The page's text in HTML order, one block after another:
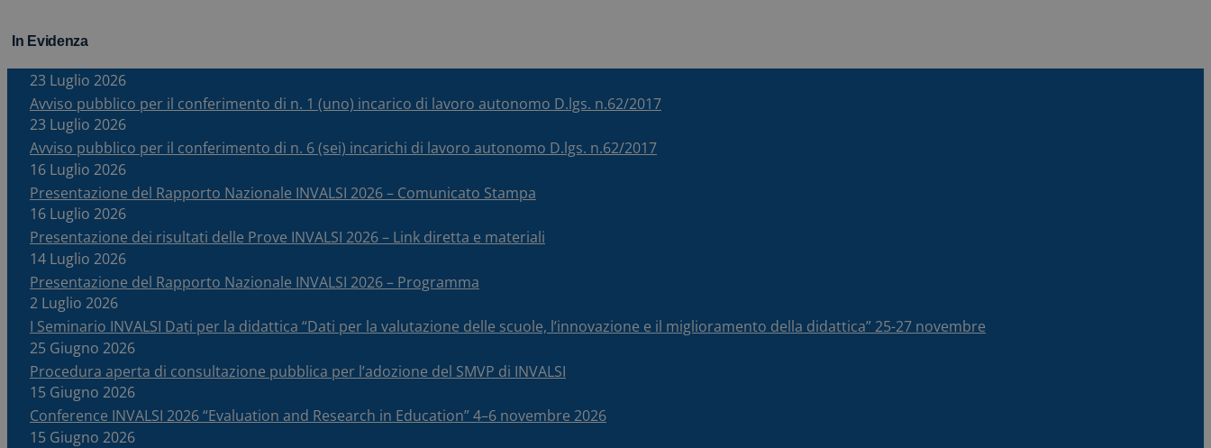
In Evidenza
23 Luglio 2026
Avviso pubblico per il conferimento di n. 1 (uno) incarico di lavoro autonomo D.lgs. n.62/2017
23 Luglio 2026
Avviso pubblico per il conferimento di n. 6 (sei) incarichi di lavoro autonomo D.lgs. n.62/2017
16 Luglio 2026
Presentazione del Rapporto Nazionale INVALSI 2026 – Comunicato Stampa
16 Luglio 2026
Presentazione dei risultati delle Prove INVALSI 2026 – Link diretta e materiali
14 Luglio 2026
Presentazione del Rapporto Nazionale INVALSI 2026 – Programma
2 Luglio 2026
I Seminario INVALSI Dati per la didattica “Dati per la valutazione delle scuole, l’innovazione e il miglioramento della didattica” 25-27 novembre
25 Giugno 2026
Procedura aperta di consultazione pubblica per l’adozione del SMVP di INVALSI
15 Giugno 2026
Conference INVALSI 2026 “Evaluation and Research in Education” 4–6 novembre 2026
15 Giugno 2026